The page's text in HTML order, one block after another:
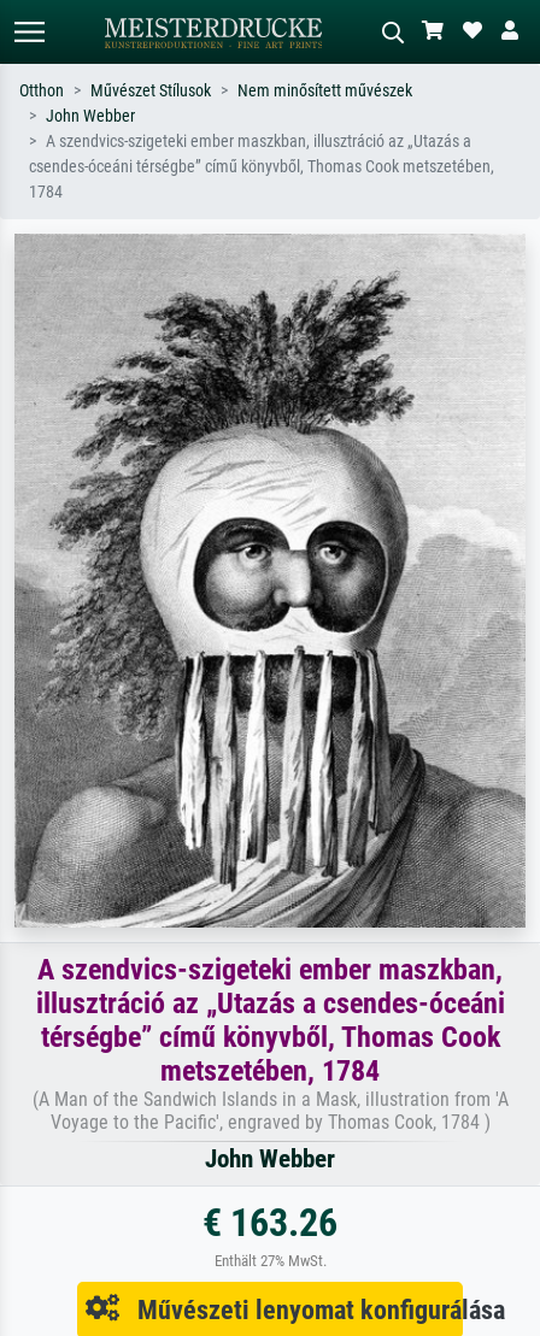
Alap keresés MI-képkereső
Keressen művész, műcím vagy stílus
szerint – pl. Monet, Csillagos éj,
Írja le a jelenetet – pl. zöld rét, sok
Otthon Művészet Stílusok
Nem minősített művészek
John Webber
A szendvics-szigeteki ember maszkban, illusztráció az „Utazás a
csendes-óceáni térségbe” című könyvből, Thomas Cook metszetében,
1784
A szendvics-szigeteki ember maszkban,
illusztráció az „Utazás a csendes-óceáni
térségbe” című könyvből, Thomas Cook
metszetében, 1784
(A Man of the Sandwich Islands in a Mask, illustration from 'A
Voyage to the Pacific', engraved by Thomas Cook, 1784 )
John Webber
€ 163.26
Enthält 27% MwSt.
Művészeti lenyomat konfigurálása